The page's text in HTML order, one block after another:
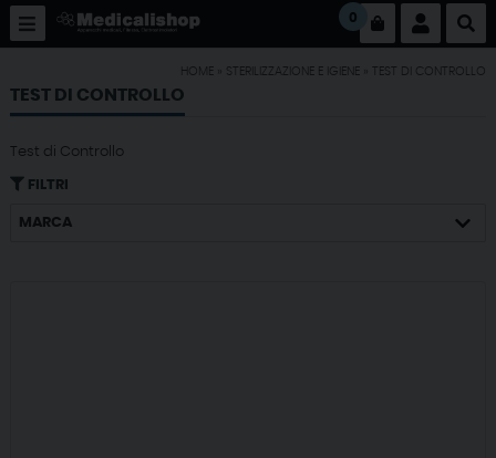
0
HOME STERILIZZAZIONE E IGIENE TEST DI CONTROLLO
TEST DI CONTROLLO
Test di Controllo
FILTRI
MARCA